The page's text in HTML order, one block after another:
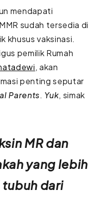
mendapati
sudah tersedia di
khusus vaksinasi.
pemilik Rumah
, akan
penting seputar
Parents. Yuk, simak
MR dan
yang lebih
dari